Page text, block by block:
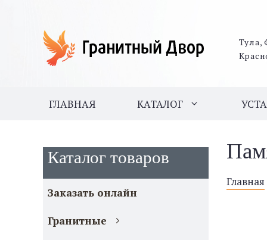
Тула,
ГЛАВНАЯ КАТАЛОГ
Каталог товаров
Заказать онлайн
Гранитные
Главная